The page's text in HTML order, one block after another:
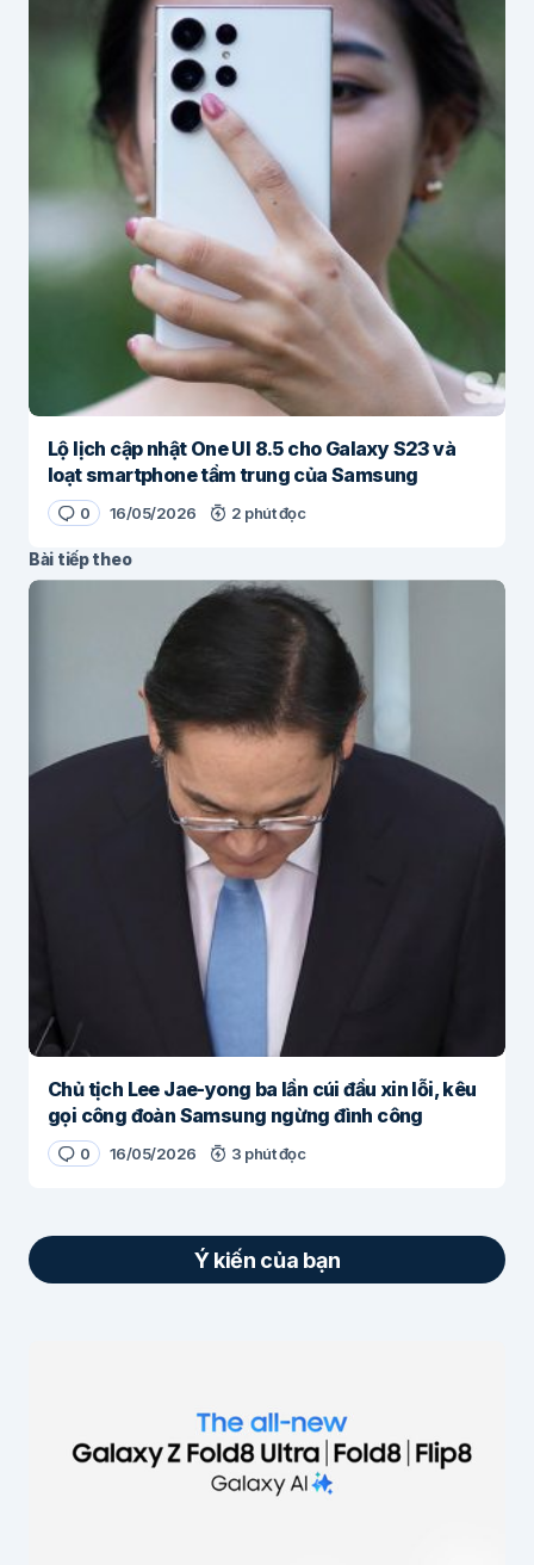
Lộ lịch cập nhật One UI 8.5 cho Galaxy S23 và
loạt smartphone tầm trung của Samsung
0 16/05/2026 2 phút đọc
Bài tiếp theo
Chủ tịch Lee Jae-yong ba lần cúi đầu xin lỗi, kêu
gọi công đoàn Samsung ngừng đình công
0 16/05/2026 3 phút đọc
Ý kiến của bạn
Các trường bắt buộc được đánh dấu
Nội dung*